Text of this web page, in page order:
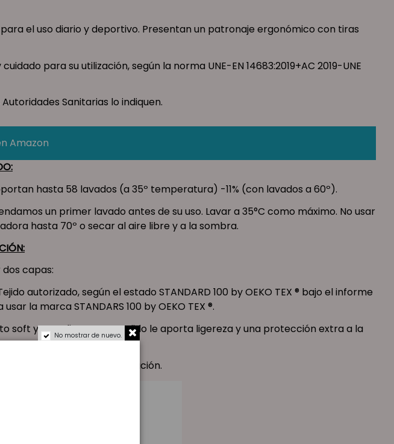
el uso diario y deportivo. Presentan un patronaje ergonómico con tiras
para su utilización, según la norma UNE-EN 14683:2019+AC 2019-UNE
Sanitarias lo indiquen.
Amazon
hasta 58 lavados (a 35º temperatura) -11% (con lavados a 60º).
un primer lavado antes de su uso. Lavar a 35°C como máximo. No usar
hasta 70º o secar al aire libre y a la sombra.
capas:
autorizado, según el estado STANDARD 100 by OEKO TEX ® bajo el informe
la marca STANDARS 100 by OEKO TEX ®.
soft y peso ligero, este tejido le aporta ligereza y una protección extra a la
de alta resistencia y duración.
No mostrar de nuevo.